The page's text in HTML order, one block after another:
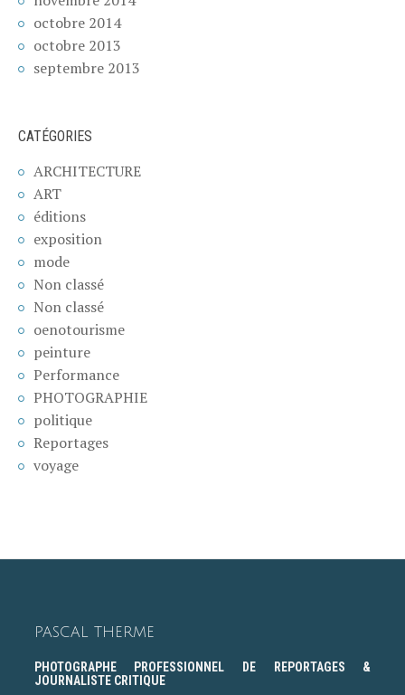
octobre 2014
octobre 2013
septembre 2013
CATÉGORIES
ARCHITECTURE
ART
éditions
exposition
mode
Non classé
Non classé
oenotourisme
peinture
Performance
PHOTOGRAPHIE
politique
Reportages
voyage
PASCAL THERME
PHOTOGRAPHE PROFESSIONNEL DE REPORTAGES &
JOURNALISTE CRITIQUE